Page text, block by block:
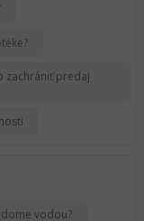
zachrániť predaj
vodou?